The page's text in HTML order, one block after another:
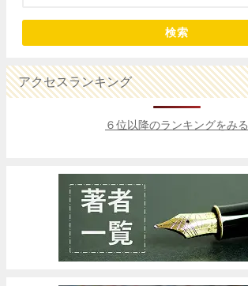
検索
アクセスランキング
６位以降のランキングをみる